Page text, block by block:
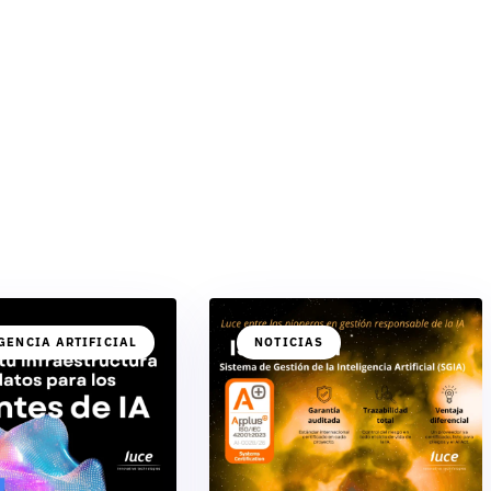
ARTIFICIAL NOTICIAS